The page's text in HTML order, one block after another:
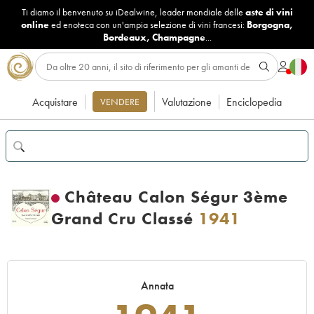
Ti diamo il benvenuto su iDealwine, leader mondiale delle aste di vini
onlineed enoteca con un'ampia selezione di vini francesi: Borgogna,
Bordeaux, Champagne...
Acquistare VENDERE Valutazione Enciclopedia
Château Calon Ségur 3ème
Grand Cru Classé 1941
Annata